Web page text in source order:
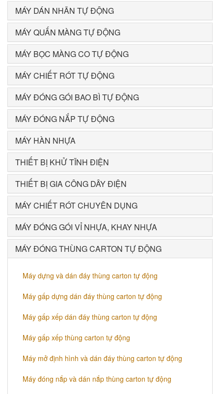
MÁY DÁN NHÃN TỰ ĐỘNG
MÁY QUẤN MÀNG TỰ ĐỘNG
MÁY BỌC MÀNG CO TỰ ĐỘNG
MÁY CHIẾT RÓT TỰ ĐỘNG
MÁY ĐÓNG GÓI BAO BÌ TỰ ĐỘNG
MÁY ĐÓNG NẮP TỰ ĐỘNG
MÁY HÀN NHỰA
THIẾT BỊ KHỬ TĨNH ĐIỆN
THIẾT BỊ GIA CÔNG DÂY ĐIỆN
MÁY CHIẾT RÓT CHUYÊN DỤNG
MÁY ĐÓNG GÓI VỈ NHỰA, KHAY NHỰA
MÁY ĐÓNG THÙNG CARTON TỰ ĐỘNG
Máy dựng và dán đáy thùng carton tự động
Máy gấp dựng dán đáy thùng carton tự động
Máy gấp xếp dán đáy thùng carton tự động
Máy gấp xếp thùng carton tự động
Máy mở định hình và dán đáy thùng carton tự động
Máy đóng nắp và dán nắp thùng carton tự động